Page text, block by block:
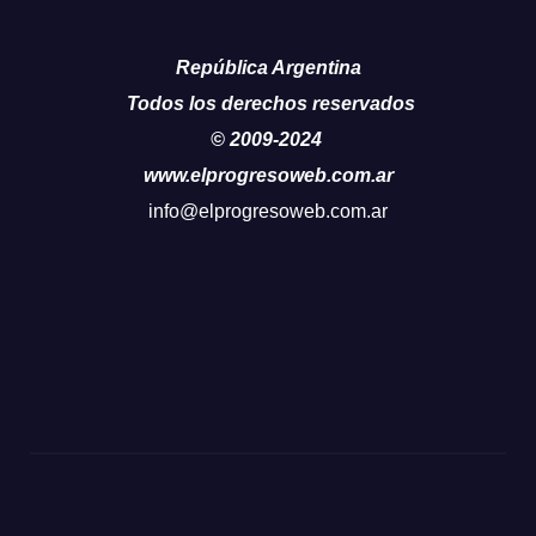
República Argentina
Todos los derechos reservados
© 2009-2024
www.elprogresoweb.com.ar
info@elprogresoweb.com.ar